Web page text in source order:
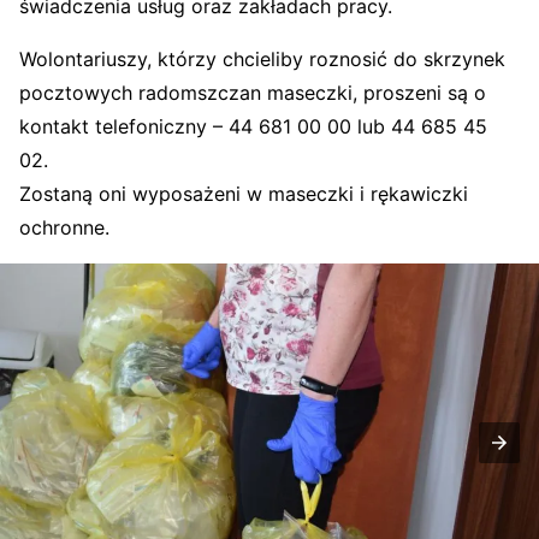
świadczenia usług oraz zakładach pracy.
Wolontariuszy, którzy chcieliby roznosić do skrzynek
pocztowych radomszczan maseczki, proszeni są o
kontakt telefoniczny – 44 681 00 00 lub 44 685 45
02.
Zostaną oni wyposażeni w maseczki i rękawiczki
ochronne.